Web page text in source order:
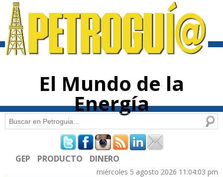
contenido
El Mundo de la
Energía
Formulario de búsqueda
Buscar
GEP PRODUCTO DINERO
miércoles 5 agosto 2026 11:04:03 pm